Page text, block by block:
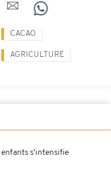
CACAO
AGRICULTURE
s'intensifie